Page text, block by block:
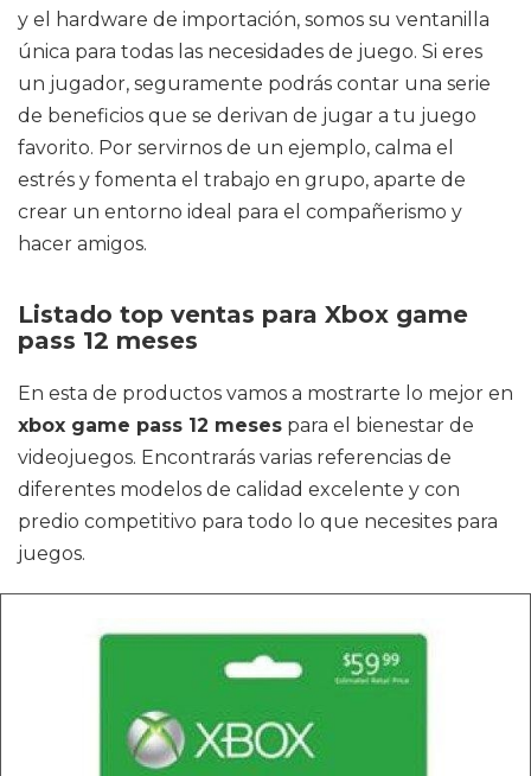
y el hardware de importación, somos su ventanilla
única para todas las necesidades de juego. Si eres
un jugador, seguramente podrás contar una serie
de beneficios que se derivan de jugar a tu juego
favorito. Por servirnos de un ejemplo, calma el
estrés y fomenta el trabajo en grupo, aparte de
crear un entorno ideal para el compañerismo y
hacer amigos.
Listado top ventas para Xbox game
pass 12 meses
En esta de productos vamos a mostrarte lo mejor en
xbox game pass 12 meses para el bienestar de
videojuegos. Encontrarás varias referencias de
diferentes modelos de calidad excelente y con
predio competitivo para todo lo que necesites para
juegos.